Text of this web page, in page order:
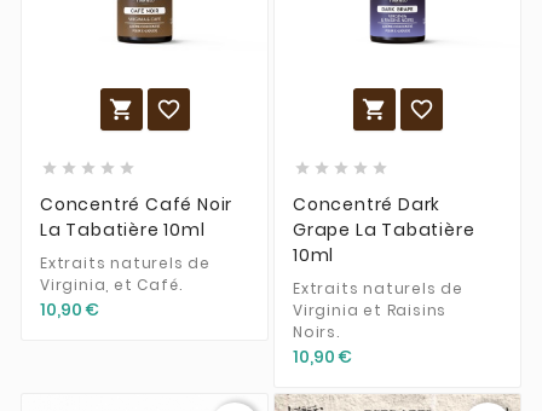
 
    
Concentré Café Noir
La Tabatière 10ml
Extraits naturels de
Virginia, et Café.
10,90 €
 
    
Concentré Dark
Grape La Tabatière
10ml
Extraits naturels de
Virginia et Raisins
Noirs.
10,90 €